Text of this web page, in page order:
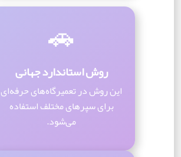
🚗
روش استاندارد جهانی
این روش در تعمیرگاه‌های حرفه‌ای
برای سپرهای مختلف استفاده
می‌شود.